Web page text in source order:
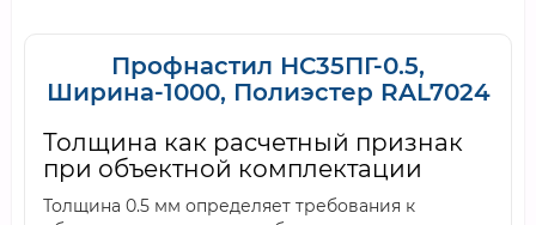
Профнастил НС35ПГ-0.5,
Ширина-1000, Полиэстер RAL7024
Толщина как расчетный признак
при объектной комплектации
Толщина 0.5 мм определяет требования к